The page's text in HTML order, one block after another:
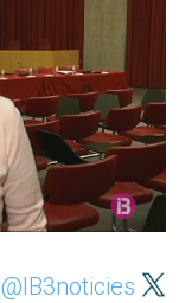
@IB3noticies